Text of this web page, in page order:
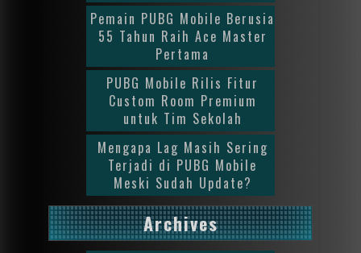
Pemain PUBG Mobile Berusia
55 Tahun Raih Ace Master
Pertama
PUBG Mobile Rilis Fitur
Custom Room Premium
untuk Tim Sekolah
Mengapa Lag Masih Sering
Terjadi di PUBG Mobile
Meski Sudah Update?
Archives